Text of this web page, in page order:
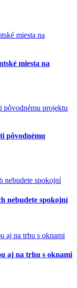
miesta na
pôvodnému
nebudete spokojní
aj na trhu s oknami